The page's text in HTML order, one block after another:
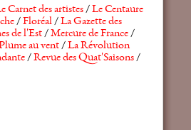
Carnet des artistes/Le Centaure
/Floréal/La Gazette des
de l'Est/Mercure de France/
au vent/La Révolution
/Revue des Quat'Saisons/